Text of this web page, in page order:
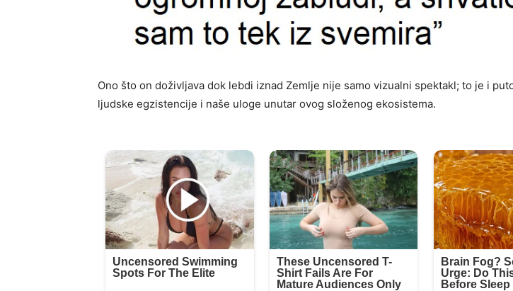
Ono što on doživljava dok lebdi iznad Zemlje nije samo vizualni spektakl; to je i
ljudske egzistencije i naše uloge unutar ovog složenog ekosistema.